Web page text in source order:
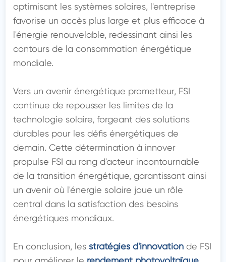
optimisant les systèmes solaires, l'entreprise
favorise un accès plus large et plus efficace à
l'énergie renouvelable, redessinant ainsi les
contours de la consommation énergétique
mondiale.
Vers un avenir énergétique prometteur, FSI
continue de repousser les limites de la
technologie solaire, forgeant des solutions
durables pour les défis énergétiques de
demain. Cette détermination à innover
propulse FSI au rang d'acteur incontournable
de la transition énergétique, garantissant ainsi
un avenir où l'énergie solaire joue un rôle
central dans la satisfaction des besoins
énergétiques mondiaux.
En conclusion, les stratégies d'innovation de FSI